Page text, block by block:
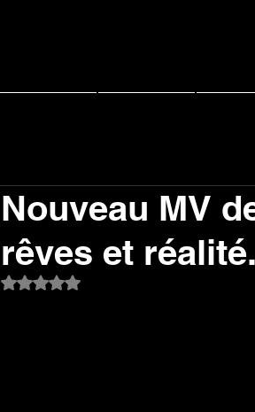
Nouveau MV
rêves et
Noté NaN étoiles sur 5.